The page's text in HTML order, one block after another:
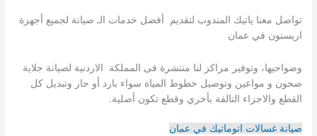
تواصل معنا ياتيك المندوب لتقديم أفضل خدمات الـ صيانة لجميع أجهزة
اريستون في عمان
وضواحيها، وتوفير مراكز لنا منتشرة فى المملكة الاردنية لصيانة جلاية
صحون و مواعين وتوصيل خطوط المياة سواء بارد أو حار وتبديل كل
القطع والاجزاء التالفة بأخري وقطع تكون أصلية.
صيانة غسالات اتوماتيك في عمان